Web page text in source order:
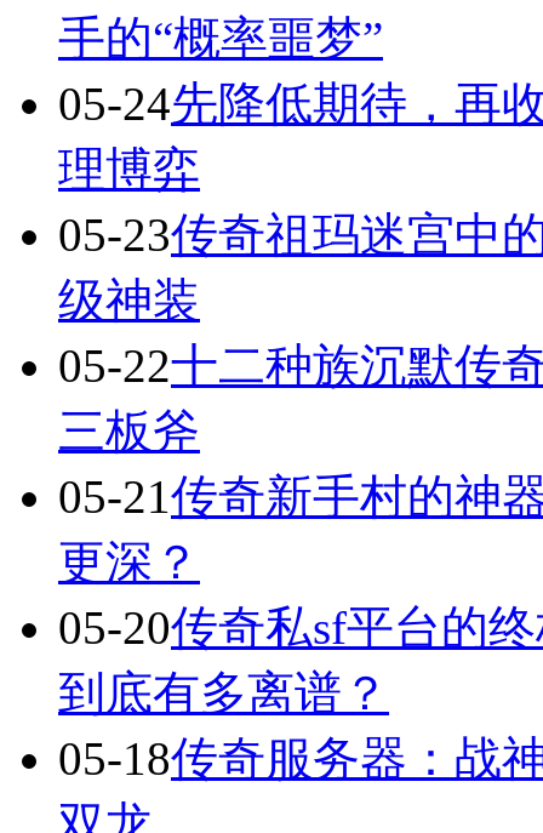
手的“概率噩梦”
05-24先降低期待，再
理博弈
05-23传奇祖玛迷宫中
级神装
05-22十二种族沉默传
三板斧
05-21传奇新手村的神
更深？
05-20传奇私sf平台的
到底有多离谱？
05-18传奇服务器：战